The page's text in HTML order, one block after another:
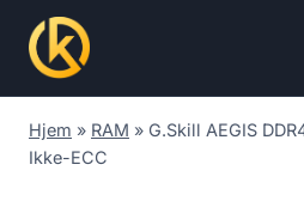
content
Hjem » RAM » G.Skill AEGIS
Ikke-ECC